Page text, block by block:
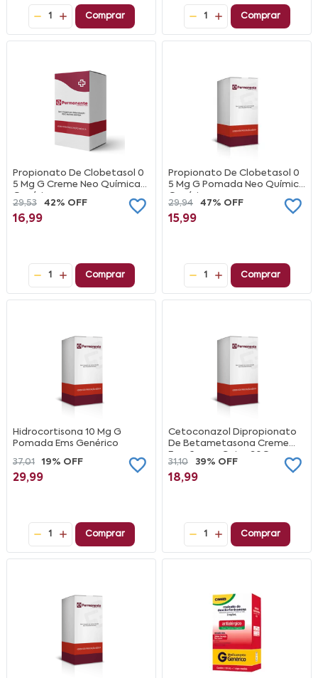
1 Comprar 1 Comprar
Propionato De Clobetasol 0
5 Mg G Creme Neo Química
Genérico
29,53 42% OFF
16,99
1 Comprar
Propionato De Clobetasol 0
5 Mg G Pomada Neo Química
Genérico
29,94 47% OFF
15,99
1 Comprar
Hidrocortisona 10 Mg G
Pomada Ems Genérico
37,01
19% OFF
29,99
1 Comprar
Cetoconazol Dipropionato
De Betametasona Creme
Eurofarma Caixa 30G
31,10 39% OFF
18,99
1 Comprar